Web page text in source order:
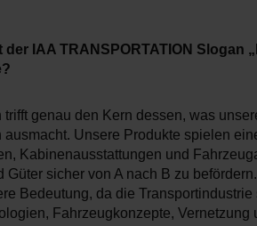
der IAA TRANSPORTATION Slogan
trifft genau den Kern dessen, was
ausmacht. Unsere Produkte spielen
Kabinenausstattungen und
Güter sicher von A nach B zu
Bedeutung, da die
Fahrzeugkonzepte, Vernetzung